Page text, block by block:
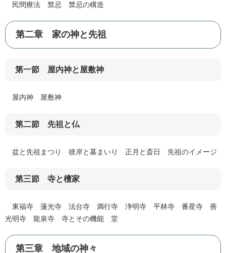
民間療法 禁忌 禁忌の構造
第二章 家の神と先祖
第一節 屋内神と屋敷神
屋内神 屋敷神
第二節 先祖と仏
盆と先祖まつり 彼岸と墓まいり 正月と斎日 先祖のイメージ
第三節 寺と檀家
東福寺 蓮光寺 法台寺 満行寺 浄明寺 平林寺 番星寺 善
光明寺 龍泉寺 寺とその機能 堂
第三章 地域の神々